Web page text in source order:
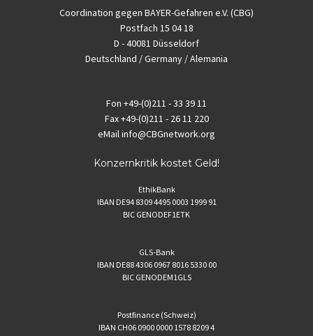
Coordination gegen BAYER-Gefahren e.V. (CBG)
Postfach 15 04 18
D - 40081 Düsseldorf
Deutschland / Germany / Alemania
Fon +49-(0)211 - 33 39 11
Fax+49-(0)211 - 26 11 220
eMailinfo@CBGnetwork.org
Konzernkritik kostet Geld!
EthikBank
IBAN DE94 8309 4495 0003 1999 91
BIC GENODEF1ETK
GLS-Bank
IBAN DE88 4306 0967 8016 5330 00
BIC GENODEM1GLS
Postfinance (Schweiz)
IBAN CH06 0900 0000 1578 8209 4